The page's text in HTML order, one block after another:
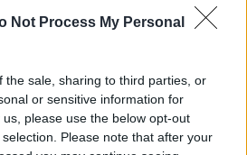
Not Process My Personal
the sale, sharing to third parties, or
or sensitive information for
please use the below opt-out
Please note that after your